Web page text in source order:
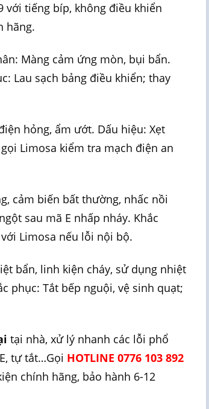
với tiếng bíp, không điều khiển
hãng.
Màng cảm ứng mòn, bụi bẩn.
Lau sạch bảng điều khiển; thay
hỏng, ẩm ướt. Dấu hiệu: Xẹt
Limosa kiểm tra mạch điện an
cảm biến bất thường, nhấc nồi
sau mã E nhấp nháy. Khắc
Limosa nếu lỗi nội bộ.
bẩn, linh kiện cháy, sử dụng nhiệt
phục: Tắt bếp nguội, vệ sinh quạt;
tại nhà, xử lý nhanh các lỗi phổ
tự tắt…Gọi HOTLINE 0776 103 892
chính hãng, bảo hành 6-12